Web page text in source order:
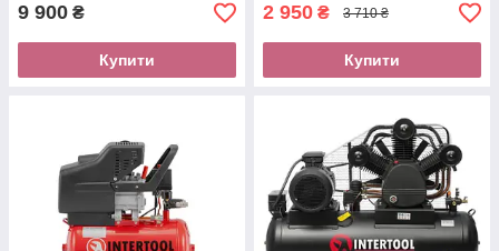
9 900 ₴
Купити
2 950 ₴ 3 710 ₴
Купити